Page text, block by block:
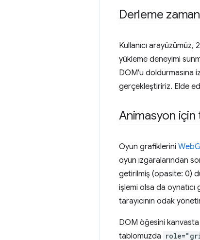
Derleme
Kullanıcı arayüzümüz,
yükleme deneyimi
DOM'u doldurmasına
gerçekleştiririz. Elde
Animasyon için
Oyun grafiklerini
oyun ızgaralarından
getirilmiş (opasite: 0)
işlemi olsa da
tarayıcının odak
DOM öğesini kanvasta
tablomuzda